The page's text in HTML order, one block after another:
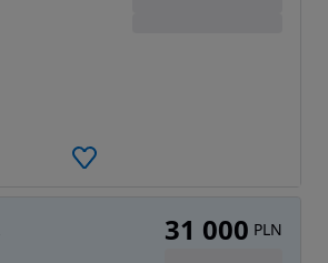
31 000 PLN